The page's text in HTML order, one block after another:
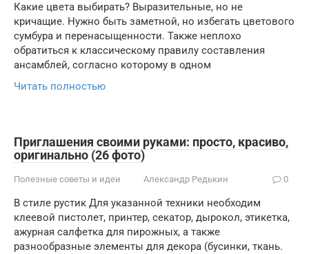
Какие цвета выбирать? Выразительные, но не
кричащие. Нужно быть заметной, но избегать цветового
сумбура и перенасыщенности. Также неплохо
обратиться к классическому правилу составления
ансамблей, согласно которому в одном
Читать полностью
Приглашения своими руками: просто, красиво,
оригинально (26 фото)
Полезные советы и идеи Александр Редькин 0
В стиле рустик Для указанной техники необходим
клеевой пистолет, принтер, секатор, дырокол, этикетка,
ажурная салфетка для пирожных, а также
разнообразные элементы для декора (бусинки, ткань.